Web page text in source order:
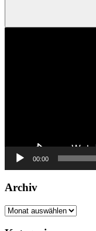
00:00
Archiv
Archiv